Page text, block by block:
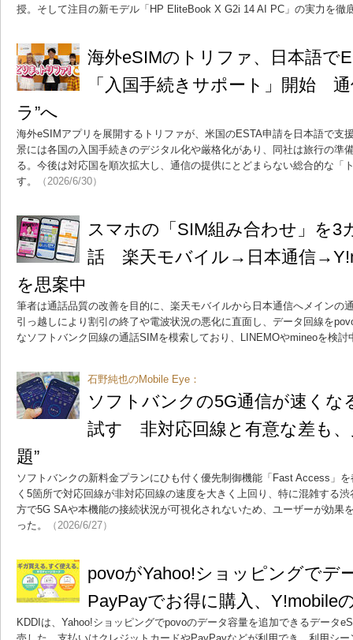
授。そして注目の新モデル「HP EliteBook X G2i 14 AI PC」の実力を徹
海外eSIMのトリファ、日本語で
「入国手続きサポート」開始
ラ”へ
海外eSIMアプリを展開するトリファが、米国のESTA申請を日本語で支
景には各国の入国手続きのデジタル化や厳格化があり、同社は旅行の準
る。今後は対応国を順次拡大し、通信の提供にとどまらない総合的な「
す。
（2026/6/30）
スマホの「SIM組み合わせ」を3
話 楽天モバイル→日本通信
を思案中
筆者は通話品質の改善を目的に、楽天モバイルから日本通信へメインの
引っ越しにより割引の終了や電波状況の悪化に直面し、データ回線を
なソフトバンク回線の通話SIMを模索しており、LINEMOやmineoを検討
石野純也のMobile Eye：
ソフトバンクの5G通信が速くな
試す 非対応回線と有意な差も、
題”
ソフトバンクの新料金プランにひも付く優先制御機能「Fast Access」
く5箇所で対応回線が非対応回線の速度を大きく上回り、特に混雑する
方で5G SAや本機能の接続状況が可視化されないため、ユーザーが効果
った。
（2026/6/27）
povoがYahoo!ショッピングで
PayPayでお得に購入、Y!mobile
KDDIは、Yahoo!ショッピングでpovoのデータ容量を追加できるデータ